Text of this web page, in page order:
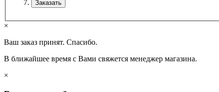
×
Ваш заказ принят. Спасибо.
В ближайшее время с Вами свяжется менеджер магазина.
×